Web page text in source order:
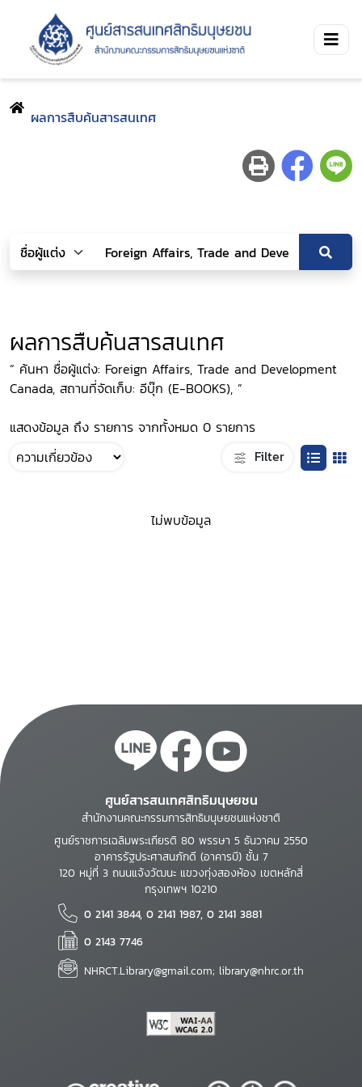
ผลการสืบค้นสารสนเทศ
ผลการสืบค้นสารสนเทศ
“ ค้นหา ชื่อผู้แต่ง: Foreign Affairs, Trade and Development
Canada, สถานที่จัดเก็บ: อีบุ๊ก (E-BOOKS), ”
แสดงข้อมูล ถึง รายการ จากทั้งหมด 0 รายการ
Filter
ไม่พบข้อมูล
ศูนย์สารสนเทศสิทธิมนุษยชน
สำนักงานคณะกรรมการสิทธิมนุษยชนแห่งชาติ
ศูนย์ราชการเฉลิมพระเกียรติ 80 พรรษา 5 ธันวาคม 2550
อาคารรัฐประศาสนภักดี (อาคารบี) ชั้น 7
120 หมู่ที่ 3 ถนนแจ้งวัฒนะ แขวงทุ่งสองห้อง เขตหลักสี่
กรุงเทพฯ 10210
0 2141 3844, 0 2141 1987, 0 2141 3881
0 2143 7746
NHRCT.Library@gmail.com; library@nhrc.or.th